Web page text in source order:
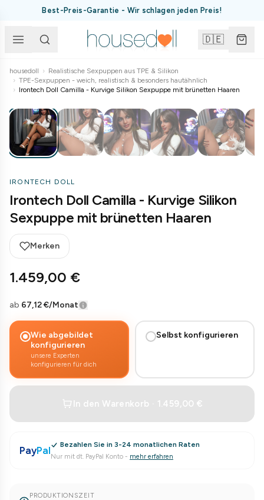
Best-Preis-Garantie - Wir schlagen jeden Preis!
🇩🇪
housedoll › Realistische Sexpuppen aus TPE & Silikon
› TPE-Sexpuppen - weich, realistisch & besonders hautähnlich
› Irontech Doll Camilla - Kurvige Silikon Sexpuppe mit brünetten Haaren
1/25
IRONTECH DOLL
Irontech Doll Camilla - Kurvige Silikon
Sexpuppe mit brünetten Haaren
Merken
1.459,00 €
ab 67,12 €/Monat
Wie abgebildet
konfigurieren
unsere Experten
konfigurieren für dich
Selbst konfigurieren
In den Warenkorb · 1.459,00 €
PayPal Bezahlen Sie in 3-24 monatlichen Raten
Nur mit dt. PayPal Konto - mehr erfahren
PRODUKTIONSZEIT